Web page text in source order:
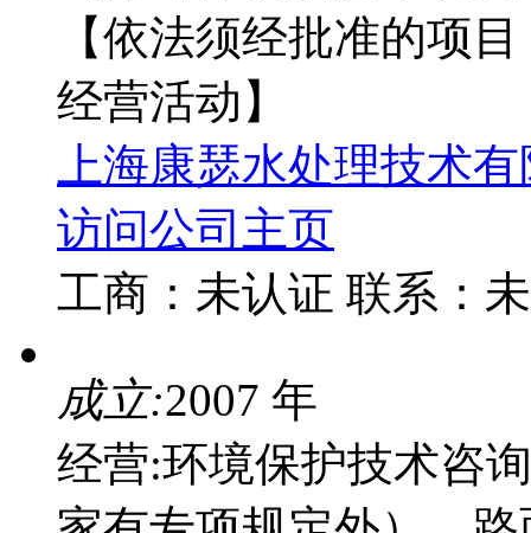
【依法须经批准的项
经营活动】
上海康瑟水处理技术
访问公司主页
工商： 未认证 联系：
成立:2007 年
经营:环境保护技术咨